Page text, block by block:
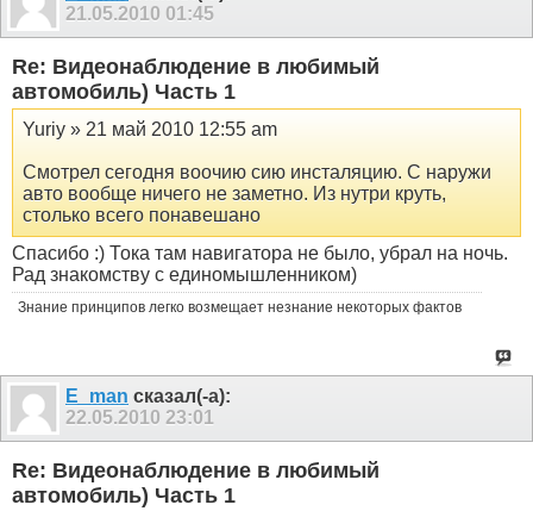
21.05.2010 01:45
Re: Видеонаблюдение в любимый
автомобиль) Часть 1
Yuriy » 21 май 2010 12:55 am
Смотрел сегодня воочию сию инсталяцию. С наружи
авто вообще ничего не заметно. Из нутри круть,
столько всего понавешано
Спасибо :) Тока там навигатора не было, убрал на ночь.
Рад знакомству с единомышленником)
Знание принципов легко возмещает незнание некоторых фактов
E_man сказал(-а):
22.05.2010 23:01
Re: Видеонаблюдение в любимый
автомобиль) Часть 1